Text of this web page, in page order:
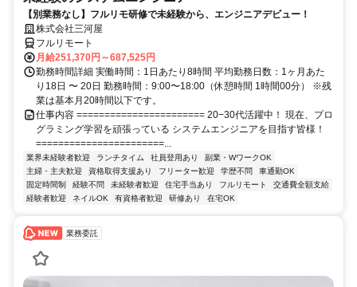
【別業務なし】フルリモ研修で未経験から、エンジニアデビュー！
株式会社三河屋
フルリモート
月給251,370円～687,525円
勤務時間詳細 実働時間：1日あたり8時間 平均勤務日数：1ヶ月あた
り18日 〜 20日 勤務時間：9:00〜18:00（休憩時間 1時間00分） ※残
業は基本月20時間以下です。
仕事内容 ======================= 20−30代活躍中！ 現在、プロ
グラミング学習を頑張っている システムエンジニアを目指す皆様！
=======================...
業界未経験者歓迎 ランチタイム 社員登用あり
副業・WワークOK
主婦・主夫歓迎
資格取得支援あり フリーター歓迎 学歴不問
車通勤OK
固定時間制
経験不問 未経験者歓迎 住宅手当あり フルリモート
交通費全額支給
経験者歓迎
ネイルOK 有資格者歓迎 研修あり 在宅OK
業務委託